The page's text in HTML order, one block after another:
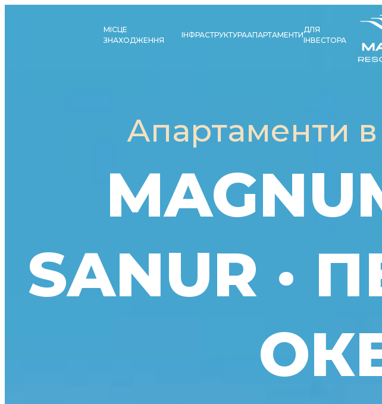
МІСЦЕ
ЗНАХОДЖЕННЯ
ІНФРАСТРУКТУРААПАРТАМЕНТИ
ДЛЯ
ІНВЕСТОРА
Апартаменти
SANUR ·